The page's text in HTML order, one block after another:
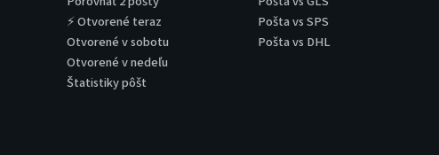
⚡ Otvorené teraz
Otvorené v sobotu
Otvorené v nedeľu
Štatistiky pôšt
Pošta vs SPS
Pošta vs DHL